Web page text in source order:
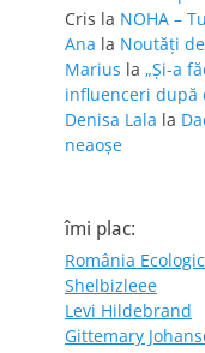
Cris la NOHA –
Ana la Noutăți
Marius la „Și-a
influenceri după
Denisa Lala la
neaoșe
îmi plac:
România
Shelbizleee
Levi Hildebrand
Gittemary